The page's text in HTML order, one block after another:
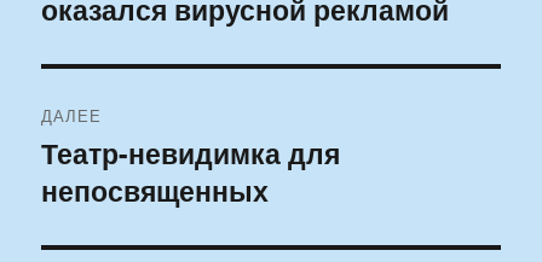
записям
оказался вирусной рекламой
ДАЛЕЕ
Следующая
запись:
Театр-невидимка для
непосвященных